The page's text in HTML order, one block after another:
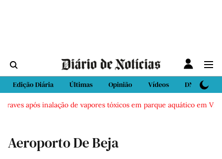
Edição Diária Últimas Opinião Vídeos DN Sport
após inalação de vapores tóxicos em parque aquático em
Aeroporto De Beja